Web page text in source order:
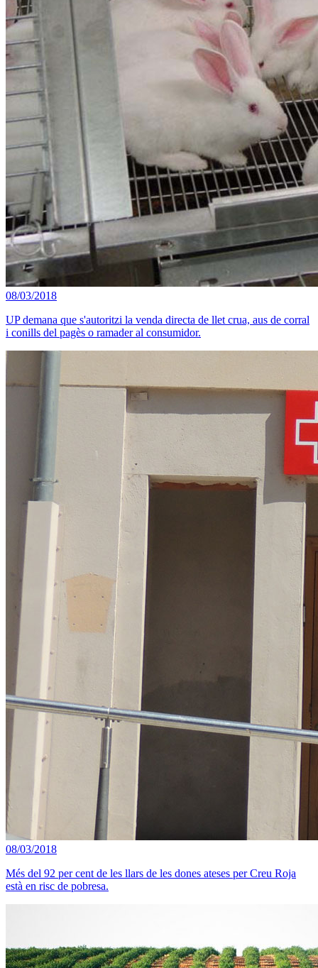
08/03/2018
UP demana que s'autoritzi la venda directa de llet crua, aus de corral
i conills del pagès o ramader al consumidor.
08/03/2018
Més del 92 per cent de les llars de les dones ateses per Creu Roja
està en risc de pobresa.